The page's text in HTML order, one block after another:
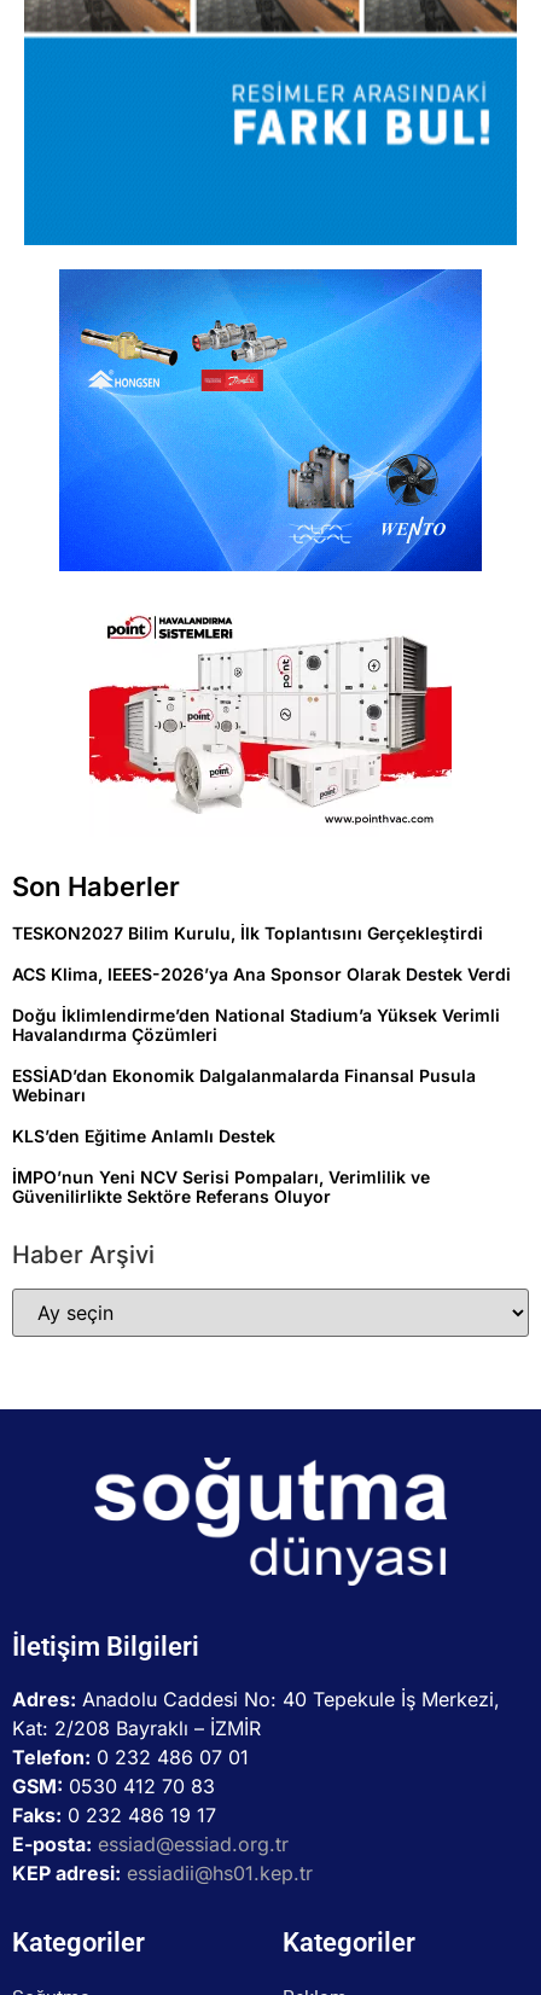
Son Haberler
TESKON2027 Bilim Kurulu, İlk Toplantısını Gerçekleştirdi
ACS Klima, IEEES-2026’ya Ana Sponsor Olarak Destek Verdi
Doğu İklimlendirme’den National Stadium’a Yüksek Verimli
Havalandırma Çözümleri
ESSİAD’dan Ekonomik Dalgalanmalarda Finansal Pusula
Webinarı
KLS’den Eğitime Anlamlı Destek
İMPO’nun Yeni NCV Serisi Pompaları, Verimlilik ve
Güvenilirlikte Sektöre Referans Oluyor
Haber Arşivi
İletişim Bilgileri
Adres: Anadolu Caddesi No: 40 Tepekule İş Merkezi,
Kat: 2/208 Bayraklı – İZMİR
Telefon: 0 232 486 07 01
GSM: 0530 412 70 83
Faks: 0 232 486 19 17
E-posta: essiad@essiad.org.tr
KEP adresi: essiadii@hs01.kep.tr
Kategoriler Kategoriler